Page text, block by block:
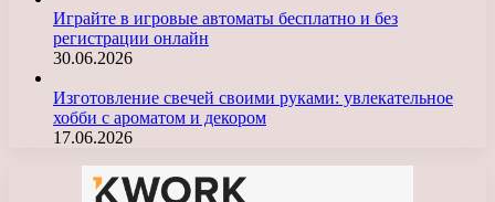
Играйте в игровые автоматы бесплатно и без
регистрации онлайн
30.06.2026
Изготовление свечей своими руками: увлекательное
хобби с ароматом и декором
17.06.2026